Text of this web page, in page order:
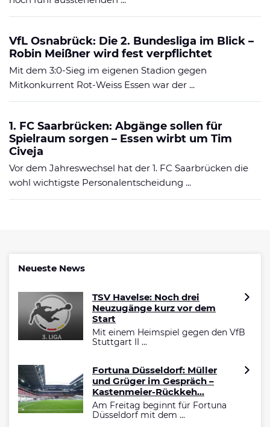
VfL Osnabrück: Die 2. Bundesliga im Blick –
Robin Meißner wird fest verpflichtet
Mit dem 3:0-Sieg im eigenen Stadion gegen
Mitkonkurrent Rot-Weiss Essen war der ...
1. FC Saarbrücken: Abgänge sollen für
Spielraum sorgen – Essen wirbt um Tim
Civeja
Vor dem Jahreswechsel hat der 1. FC Saarbrücken die
wohl wichtigste Personalentscheidung ...
Neueste News
TSV Havelse: Noch drei
Neuzugänge kurz vor dem
Start
Mit einem Heimspiel gegen den VfB
Stuttgart II ...
Fortuna Düsseldorf: Müller
und Grüger im Gespräch –
Kastenmeier-Rückkeh...
Am Freitag beginnt für Fortuna
Düsseldorf mit dem ...